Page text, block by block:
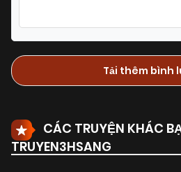
Tải thêm bình
CÁC TRUYỆN KHÁC
TRUYEN3HSANG